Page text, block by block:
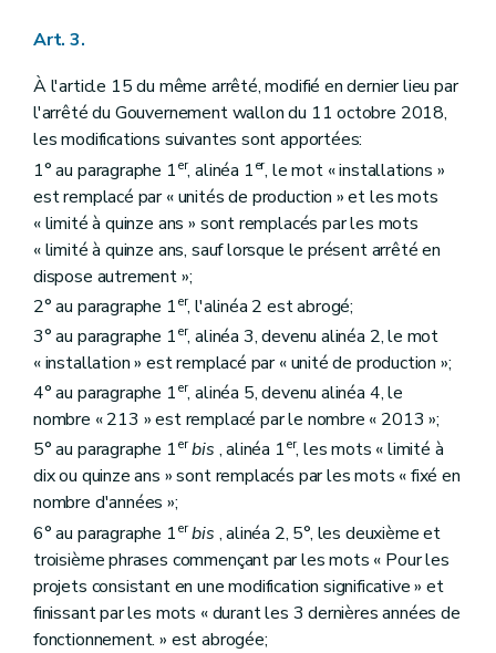
Art. 3.
À l'article 15 du même arrêté, modifié en dernier lieu par
l'arrêté du Gouvernement wallon du 11 octobre 2018,
les modifications suivantes sont apportées:
1° au paragraphe 1er, alinéa 1er, le mot « installations »
est remplacé par « unités de production » et les mots
« limité à quinze ans » sont remplacés par les mots
« limité à quinze ans, sauf lorsque le présent arrêté en
dispose autrement »;
2° au paragraphe 1er, l'alinéa 2 est abrogé;
3° au paragraphe 1er, alinéa 3, devenu alinéa 2, le mot
« installation » est remplacé par « unité de production »;
4° au paragraphe 1er, alinéa 5, devenu alinéa 4, le
nombre « 213 » est remplacé par le nombre « 2013 »;
5° au paragraphe 1er bis , alinéa 1er, les mots « limité à
dix ou quinze ans » sont remplacés par les mots « fixé en
nombre d'années »;
6° au paragraphe 1er bis , alinéa 2, 5°, les deuxième et
troisième phrases commençant par les mots « Pour les
projets consistant en une modification significative » et
finissant par les mots « durant les 3 dernières années de
fonctionnement. » est abrogée;